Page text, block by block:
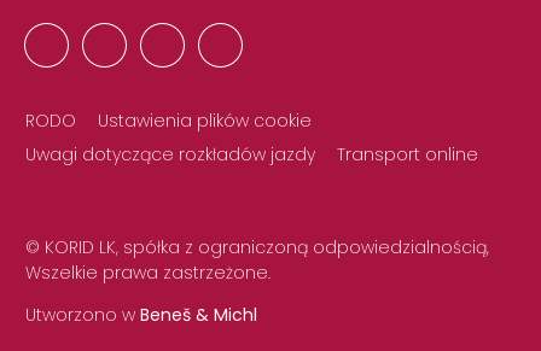
RODO
Ustawienia plików cookie
Uwagi dotyczące rozkładów jazdy
Transport online
© KORID LK, spółka z ograniczoną odpowiedzialnością,
Wszelkie prawa zastrzeżone.
Utworzono w Beneš & Michl